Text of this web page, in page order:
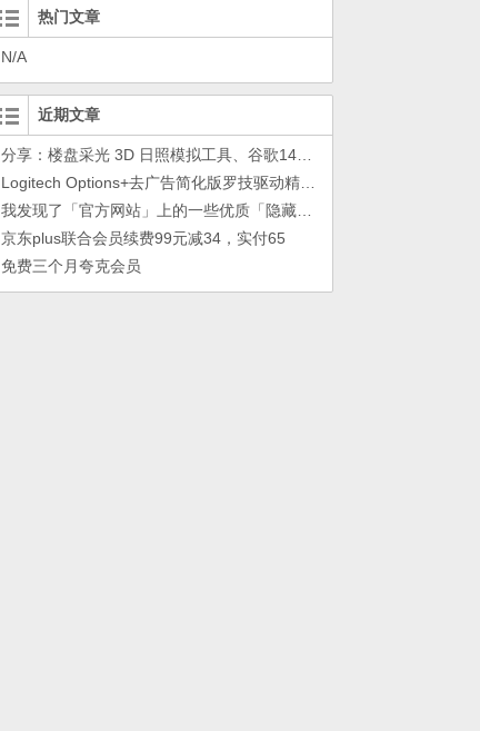
热门文章
N/A
近期文章
京东plus联合会员续费99元减34，实付65
免费三个月夸克会员